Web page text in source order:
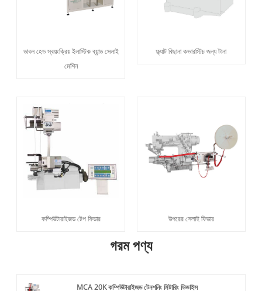
ডাবল হেড স্বয়ংক্রিয় ইলাস্টিক ব্যান্ড সেলাই
মেশিন
ফ্ল্যাট বিছানা কভারস্টিচ জন্য টানা
কম্পিউটারাইজড টেপ ফিডার উপরের সেলাই ফিডার
গরম পণ্য
MCA 20K কম্পিউটারাইজড টেনশনিং মিটারিং ডিভাইস